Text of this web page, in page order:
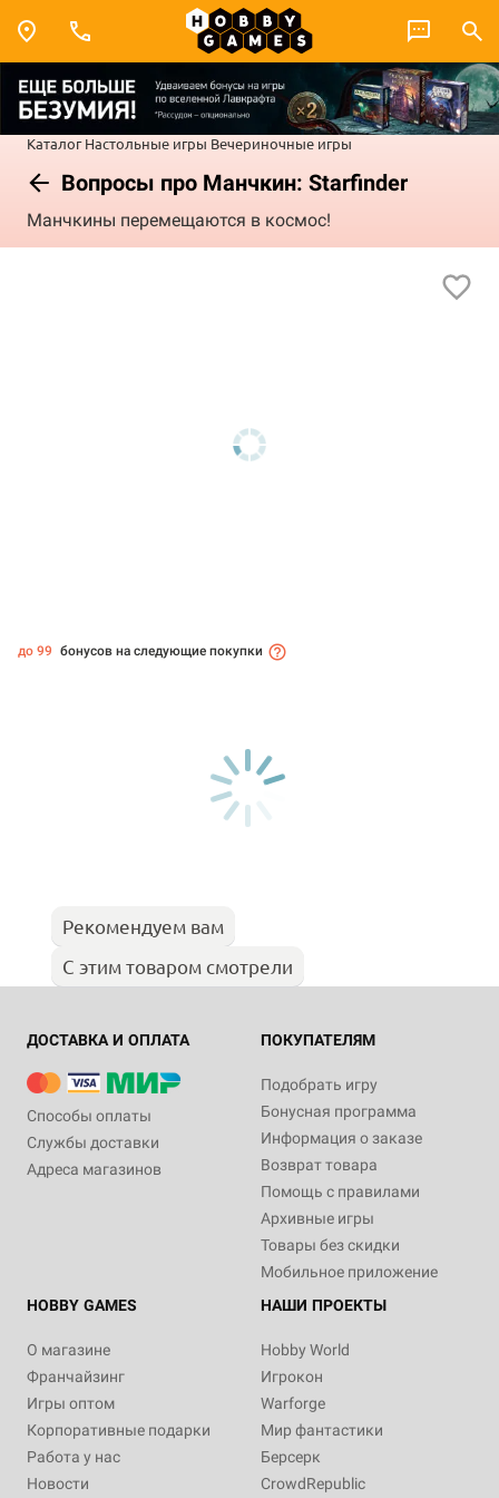
Каталог Настольные игры Вечериночные игры
Вопросы про Манчкин: Starfinder
Манчкины перемещаются в космос!
до 99 бонусов на следующие покупки
Рекомендуем вам
С этим товаром смотрели
ДОСТАВКА И ОПЛАТА
Способы оплаты
Службы доставки
Адреса магазинов
ПОКУПАТЕЛЯМ
Подобрать игру
Бонусная программа
Информация о заказе
Возврат товара
Помощь с правилами
Архивные игры
Товары без скидки
Мобильное приложение
HOBBY GAMES
О магазине
Франчайзинг
Игры оптом
Корпоративные подарки
Работа у нас
Новости
НАШИ ПРОЕКТЫ
Hobby World
Игрокон
Warforge
Мир фантастики
Берсерк
CrowdRepublic